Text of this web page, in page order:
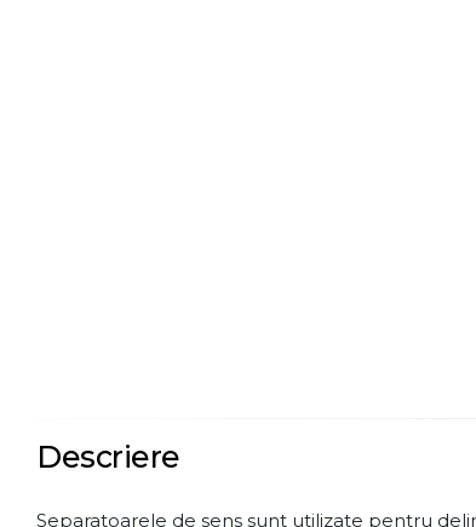
Descriere
Separatoarele de sens sunt utilizate pentru